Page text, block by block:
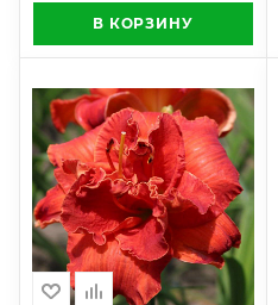
В КОРЗИНУ